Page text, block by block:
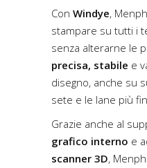
Con Windye,
stampare su tutti i
senza alterarne le
precisa, stabile e
disegno, anche su
sete e le lane più
Grazie anche al
grafico interno e
scanner 3D,